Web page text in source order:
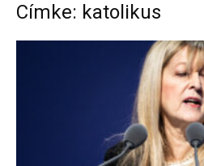
Címke: katolikus